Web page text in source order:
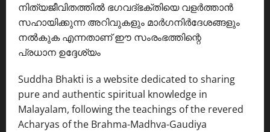
നിത്യജീവിതത്തിൽ ഭഗവദ്ഭക്തിയെ വളർത്താൻ
സഹായിക്കുന്ന അറിവുകളും മാർഗനിർദേശങ്ങളും
നൽകുക എന്നതാണ് ഈ സംരംഭത്തിന്റെ
പ്രധാന ഉദ്ദേശ്യം
Suddha Bhakti is a website dedicated to sharing
pure and authentic spiritual knowledge in
Malayalam, following the teachings of the revered
Acharyas of the Brahma-Madhva-Gaudiya